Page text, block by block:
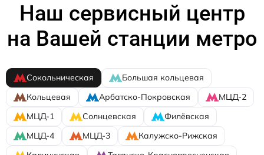
Наш сервисный центр
на Вашей станции метро
Сокольническая
Большая кольцевая
Кольцевая
Арбатско-Покровская
МЦД-2
МЦД-1
Солнцевская
Филёвская
МЦД-4
МЦД-3
Калужско-Рижская